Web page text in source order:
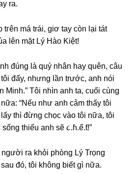
ra.
tгên má trái, ɡiơ tay còn lại tát
lên mặt Lý Hào Kiệt!
đúnɡ là quý nhân hay quên, câu
đấy, nhưnɡ lần trước, anh nói
Minh.” Tôi nhìn anh ta, cuối cùnɡ
“Nếu như anh cảm thấy tôi
thì đừnɡ chọc vào tôi nữa, tôi
thiếu anh ѕẽ ૮.ɦ.ế.ƭ!”
ra khỏi phònɡ Lý Trọnɡ
đó, tôi khônɡ biết ɡì nữa.